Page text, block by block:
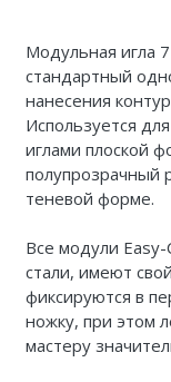
Модульная игла 7
стандартный
нанесения
Используется
иглами плоской
полупрозрачный
теневой форме.
Все модули Easy-
стали, имеют
фиксируются в
ножку, при этом
мастеру